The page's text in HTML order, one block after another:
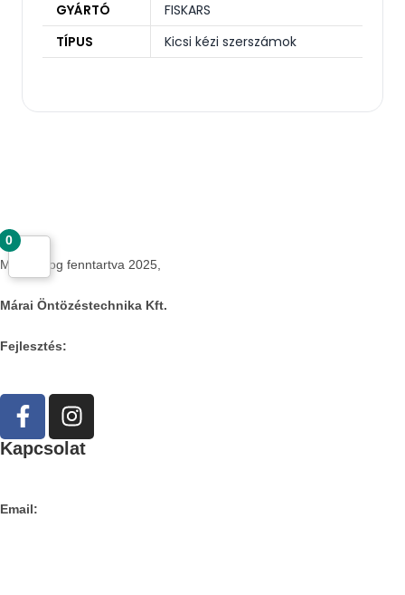
GYÁRTÓ
FISKARS
TÍPUS
Kicsi kézi szerszámok
Csodás kertek vízpazarlás nélkül
Minden jog fenntartva 2025,
Márai Öntözéstechnika Kft.
Fejlesztés:
Kapcsolat
Email:
0